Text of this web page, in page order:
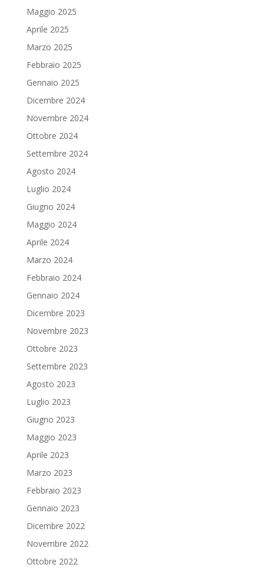
Maggio 2025
Aprile 2025
Marzo 2025
Febbraio 2025
Gennaio 2025
Dicembre 2024
Novembre 2024
Ottobre 2024
Settembre 2024
Agosto 2024
Luglio 2024
Giugno 2024
Maggio 2024
Aprile 2024
Marzo 2024
Febbraio 2024
Gennaio 2024
Dicembre 2023
Novembre 2023
Ottobre 2023
Settembre 2023
Agosto 2023
Luglio 2023
Giugno 2023
Maggio 2023
Aprile 2023
Marzo 2023
Febbraio 2023
Gennaio 2023
Dicembre 2022
Novembre 2022
Ottobre 2022